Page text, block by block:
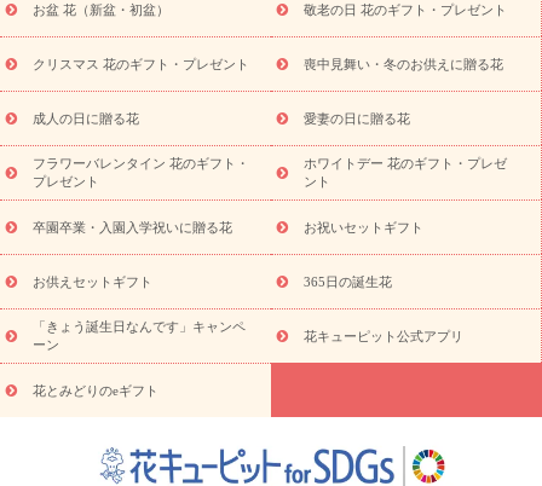
ワー
ペットのお供えフラワー お盆（新盆・初盆）
その他
お祝い返し
お見舞い お取り寄せギフト ビジネス用
ご自宅
用
観葉植物 ミディ胡蝶蘭 プリザーブドフラワー
スタイル
から探す
え・お悔やみ
胡蝶蘭・花鉢
ミディ胡蝶蘭・お祝い
ミディ胡蝶蘭・お供え
世界初の青色胡蝶蘭 観葉植物
観葉植
物
産直多肉植物 プリザーブドフラワー お祝い
お供え・お
悔やみ
花とセットギフト セミオーダー
プチギフト
（hanamore -ハナモア-）
花とみどりのeギフト
トのeGfit
カラー ピンク イエローオレンジ レッド
お花の
種類
バラ ユリ トルコキキョウ 予算から探す
お祝い・3000円～ お祝い・4000円～ お祝い・5000円～
お
祝い・7000円～ お祝い・10000円～ お供え・お悔やみ
え・お悔やみ・3000円～ お供え・お悔やみ・5000円～
お供
え・お悔やみ・7000円～
注目されている記事 365日の誕生花カレンダー
いのマナー
定年退職祝いのマナー
お祝いを贈るときのマナー・
お盆 花（新盆・初盆） 敬老の日 花のギフト・プレゼント
クリスマス 花のギフト・プレゼント 喪中見舞い・冬のお供えに贈る花
成人の日に贈る花 愛妻の日に贈る花
フラワーバレンタイン 花のギフト・
プレゼント
ホワイトデー 花のギフト・プレゼ
ント
卒園卒業・入園入学祝いに贈る花 お祝いセットギフト
お供えセットギフト 365日の誕生花
「きょう誕生日なんです」キャンペ
ーン
花キューピット公式アプリ
花とみどりのeギフト